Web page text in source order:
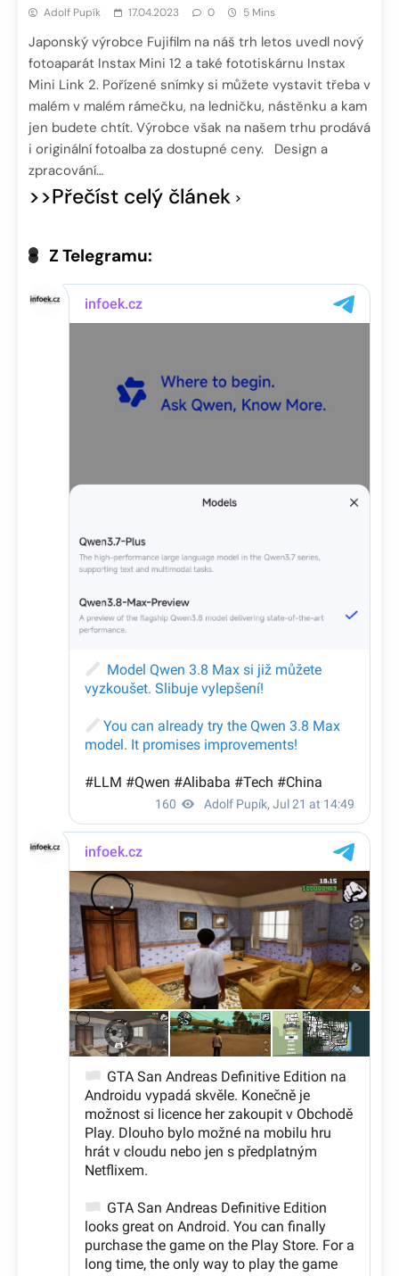
Adolf Pupík 17.04.2023 0 5 Mins
Japonský výrobce Fujifilm na náš trh letos uvedl nový
fotoaparát Instax Mini 12 a také fototiskárnu Instax
Mini Link 2. Pořízené snímky si můžete vystavit třeba v
malém v malém rámečku, na ledničku, nástěnku a kam
jen budete chtít. Výrobce však na našem trhu prodává
i originální fotoalba za dostupné ceny. Design a
zpracování…
>>Přečíst celý článek
Z Telegramu: